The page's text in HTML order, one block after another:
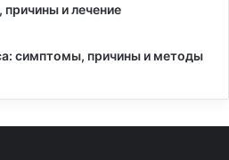
и лечение
симптомы, причины и методы